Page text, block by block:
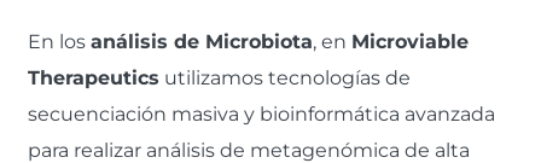
En losanálisis de Microbiota, en Microviable
Therapeutics utilizamos tecnologías de
secuenciación masiva y bioinformática avanzada
para realizar análisis de metagenómica de alta